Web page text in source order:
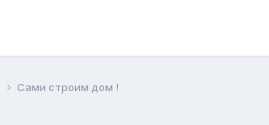
Сами строим дом !